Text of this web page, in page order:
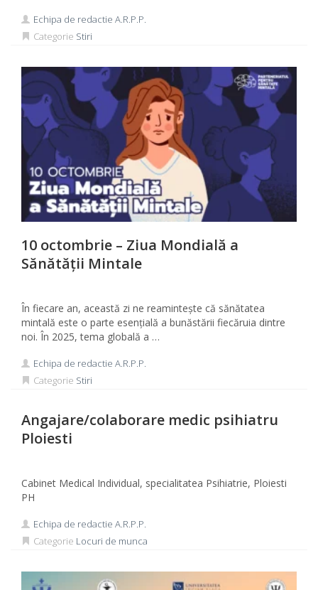
Echipa de redactie A.R.P.P.
Categorie Stiri
10 octombrie – Ziua Mondială a
Sănătății Mintale
În fiecare an, această zi ne reamintește că sănătatea
mintală este o parte esențială a bunăstării fiecăruia dintre
noi. În 2025, tema globală a …
Echipa de redactie A.R.P.P.
Categorie Stiri
Angajare/colaborare medic psihiatru
Ploiesti
Cabinet Medical Individual, specialitatea Psihiatrie, Ploiesti
PH
Echipa de redactie A.R.P.P.
Categorie Locuri de munca